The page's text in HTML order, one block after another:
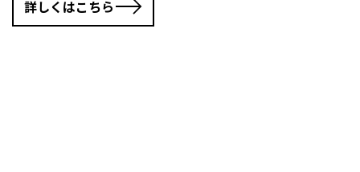
詳しくはこちら